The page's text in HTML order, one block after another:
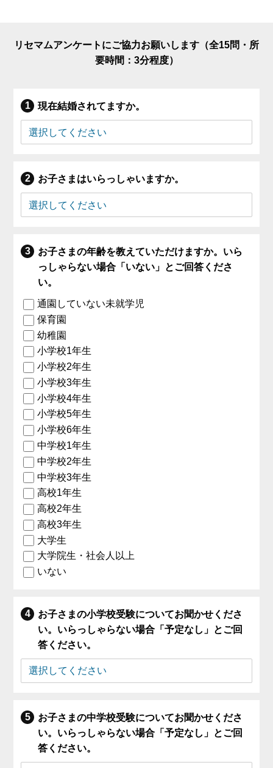
リセマムアンケートにご協力お願いします（全15問・所
要時間：3分程度）
現在結婚されてますか。
お子さまはいらっしゃいますか。
お子さまの年齢を教えていただけますか。いら
っしゃらない場合「いない」とご回答くださ
い。
通園していない未就学児
保育園
幼稚園
小学校1年生
小学校2年生
小学校3年生
小学校4年生
小学校5年生
小学校6年生
中学校1年生
中学校2年生
中学校3年生
高校1年生
高校2年生
高校3年生
大学生
大学院生・社会人以上
いない
お子さまの小学校受験についてお聞かせくださ
い。いらっしゃらない場合「予定なし」とご回
答ください。
お子さまの中学校受験についてお聞かせくださ
い。いらっしゃらない場合「予定なし」とご回
答ください。